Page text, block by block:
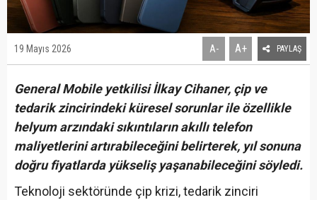
19 Mayıs 2026 A- A+ PAYLAŞ
General Mobile yetkilisi İlkay Cihaner, çip ve
tedarik zincirindeki küresel sorunlar ile özellikle
helyum arzındaki sıkıntıların akıllı telefon
maliyetlerini artırabileceğini belirterek, yıl sonuna
doğru fiyatlarda yükseliş yaşanabileceğini söyledi.
Teknoloji sektöründe çip krizi, tedarik zinciri